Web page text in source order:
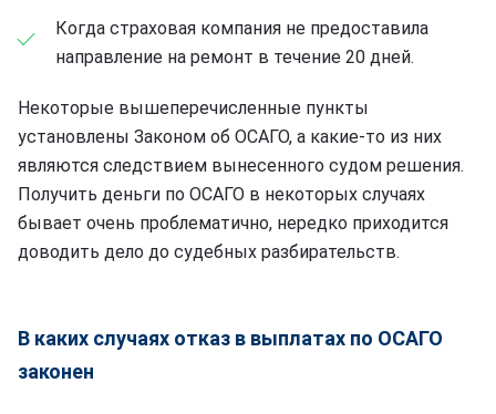
Когда страховая компания не предоставила
направление на ремонт в течение 20 дней.
Некоторые вышеперечисленные пункты
установлены Законом об ОСАГО, а какие-то из них
являются следствием вынесенного судом решения.
Получить деньги по ОСАГО в некоторых случаях
бывает очень проблематично, нередко приходится
доводить дело до судебных разбирательств.
В каких случаях отказ в выплатах по ОСАГО
законен